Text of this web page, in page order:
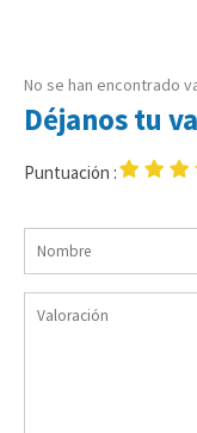
No se han encontrado
Déjanos tu
Puntuación :